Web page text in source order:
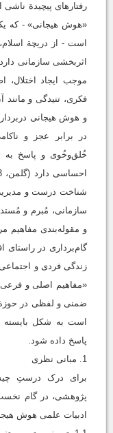
رفتارهای پیچیدة
«هوش هیجانی» - که
است - از دریچة
اثربخشی سازمانی
موجب ایجاد
و هوش هیجانی
در برابر عجز و
خُلق‌وخُوی و پاسخ به
شناخت درست و
سازمانی، مُبرم و
و مقوله‌بندی مفاهیم
گام‌برداری در راستای
زندگی فردی و
«مفاهیم اصلی و فرعی
ضمنی و لفظی در حوزة
است به شکل
پاسخ داده شود.
1. مبانی نظری
برای درک درستِ
پژوهشی، در گام
ادبیات علمی هوش